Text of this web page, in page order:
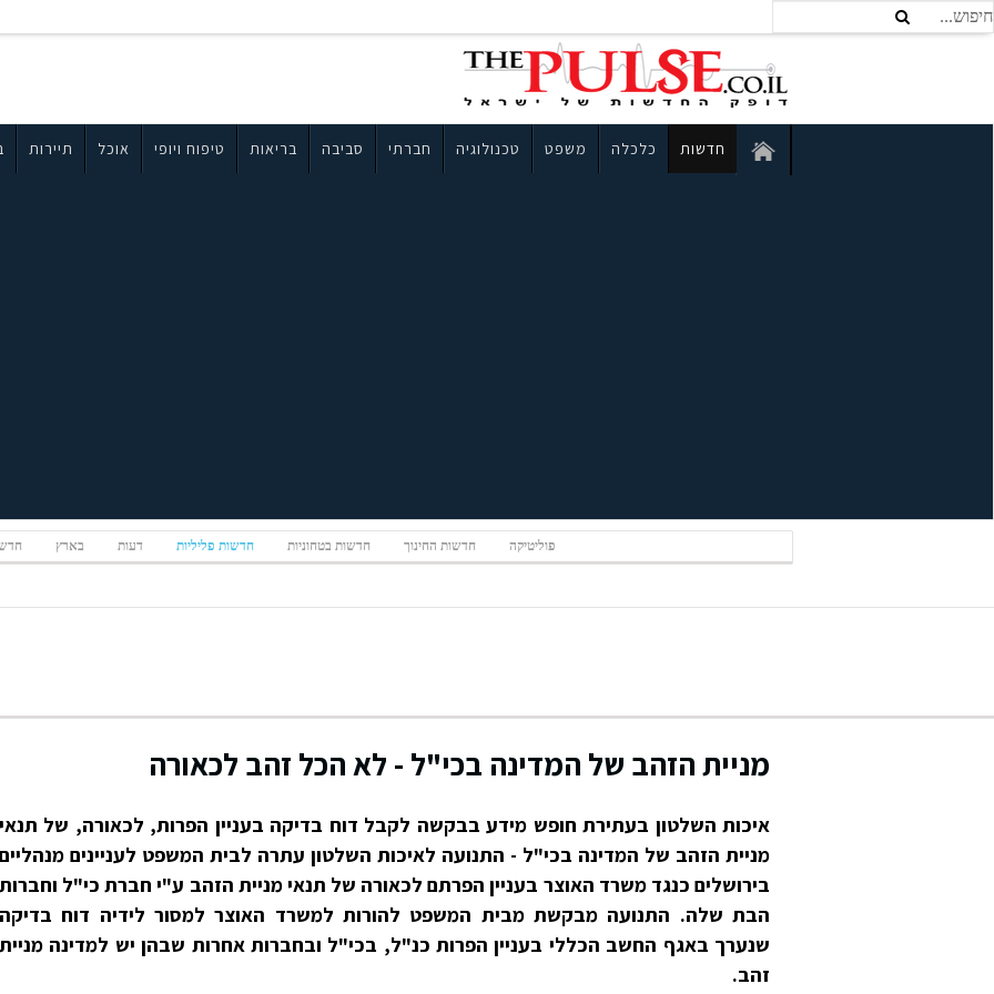
חדשות כלכלה משפט טכנולוגיה חברתי סביבה בריאות טיפוח ויופי אוכל תיירות
פוליטיקה חדשות החינוך חדשות בטחוניות חדשות פליליות דעות בארץ
מניית הזהב של המדינה בכי"ל - לא הכל זהב לכאורה
איכות השלטון בעתירת חופש מידע בבקשה לקבל דוח בדיקה בעניין הפרות, לכאורה, של תנאי
מניית הזהב של המדינה בכי"ל - התנועה לאיכות השלטון עתרה לבית המשפט לעניינים מנהליים
בירושלים כנגד משרד האוצר בעניין הפרתם לכאורה של תנאי מניית הזהב ע"י חברת כי"ל וחברות
הבת שלה. התנועה מבקשת מבית המשפט להורות למשרד האוצר למסור לידיה דוח בדיקה
שנערך באגף החשב הכללי בעניין הפרות כנ"ל, בכי"ל ובחברות אחרות שבהן יש למדינה מניית
זהב.